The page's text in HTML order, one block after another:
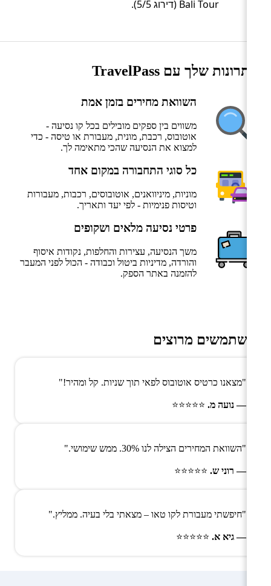
Bali Tour (דירוג 5/5).
היתרונות שלך עם TravelPass
השוואת מחירים בזמן אמת
משווים בין ספקים מובילים בכל קו נסיעה -
אוטובוס, רכבת, מונית, מעבורת או טיסה - כדי
למצוא את הנסיעה שהכי מתאימה לך.
כל סוגי התחבורה במקום אחד
מוניות, מיניוואנים, אוטובוסים, רכבות, מעבורות
וטיסות פנימיות - לפי יעד ותאריך.
פרטי נסיעה מלאים ושקופים
משך הנסיעה, עצירות והחלפות, נקודות איסוף
והורדה, מדיניות ביטול וכבודה - הכול לפני המעבר
להזמנה באתר הספק.
משתמשים מרוצים
"מצאנו כרטיס אוטובוס לפאי תוך שניות. קל ומהיר!"
— נועה מ. ⭐⭐⭐⭐⭐
"השוואת המחירים הצילה לנו 30%. ממש שימושי."
— רוני ש. ⭐⭐⭐⭐⭐
"חיפשתי מעבורת לקו טאו – מצאתי בלי בעיה. ממליץ."
— גיא א. ⭐⭐⭐⭐⭐